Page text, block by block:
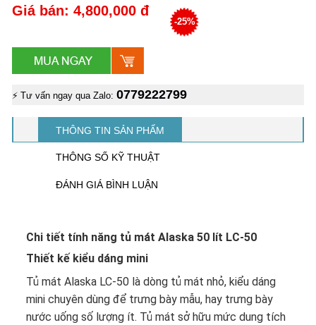
Giá bán: 4,800,000 đ
-25%
⚡ Tư vấn ngay qua Zalo: 0779222799
THÔNG TIN SẢN PHẨM
THÔNG SỐ KỸ THUẬT
ĐÁNH GIÁ BÌNH LUẬN
Chi tiết tính năng tủ mát Alaska 50 lít LC-50
Thiết kế kiểu dáng mini
Tủ mát Alaska LC-50 là dòng tủ mát nhỏ, kiểu dáng
mini chuyên dùng để trưng bày mẫu, hay trưng bày
nước uống số lượng ít. Tủ mát sở hữu mức dung tích